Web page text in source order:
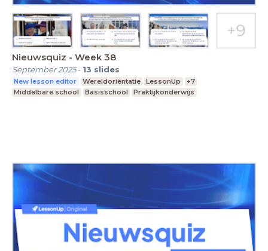
Nieuwsquiz - Week 38
September 2025- 13 slides
New lesson editor Wereldoriëntatie LessonUp
+7
Middelbare school
Basisschool Praktijkonderwijs